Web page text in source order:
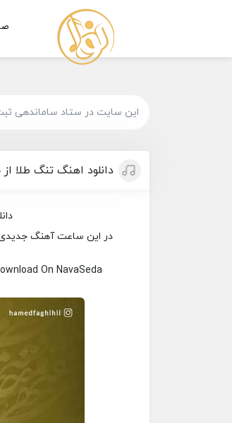
این سایت در ستاد ساماندهی
دانلود اهنگ تنگ طلا
در این ساعت آهنگ جدیدی
On NavaSeda